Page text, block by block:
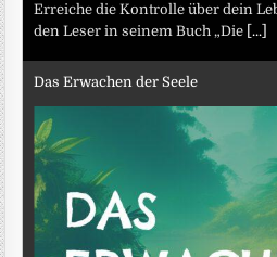
Erreiche die Kontrolle über dein
den Leser in seinem Buch „Die [...]
Das Erwachen der Seele